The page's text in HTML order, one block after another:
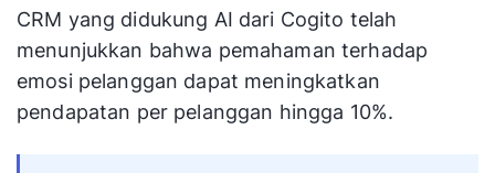
CRM yang didukung AI dari Cogito telah
menunjukkan bahwa pemahaman terhadap
emosi pelanggan dapat meningkatkan
pendapatan per pelanggan hingga 10%.